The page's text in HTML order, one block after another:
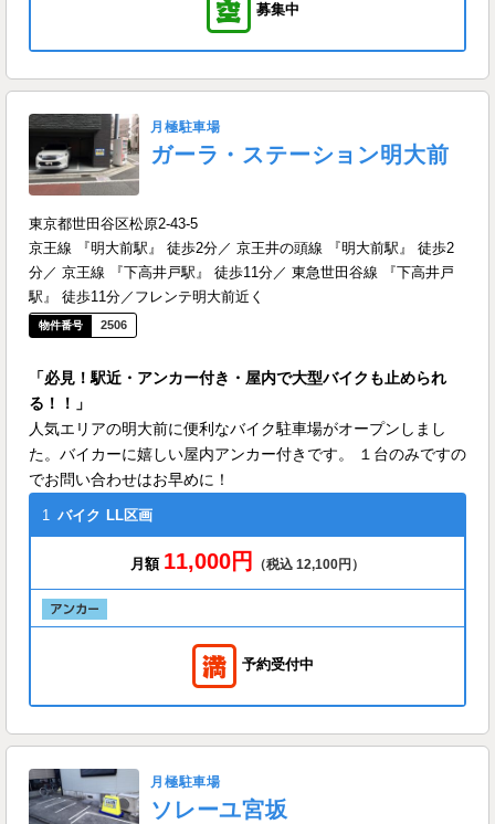
募集中
月極駐車場
ガーラ・ステーション明大前
東京都世田谷区松原2-43-5
京王線 『明大前駅』 徒歩2分／ 京王井の頭線 『明大前駅』 徒歩2
分／ 京王線 『下高井戸駅』 徒歩11分／ 東急世田谷線 『下高井戸
駅』 徒歩11分／フレンテ明大前近く
2506
「必見！駅近・アンカー付き・屋内で大型バイクも止められ
る！！」
人気エリアの明大前に便利なバイク駐車場がオープンしまし
た。バイカーに嬉しい屋内アンカー付きです。 １台のみですの
でお問い合わせはお早めに！
1 バイク LL区画
月額 11,000円 （税込 12,100円）
予約受付中
月極駐車場
ソレーユ宮坂